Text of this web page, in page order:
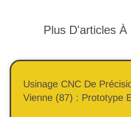
Plus D'articles À
Usinage CNC De
Vienne (87) : Prototype